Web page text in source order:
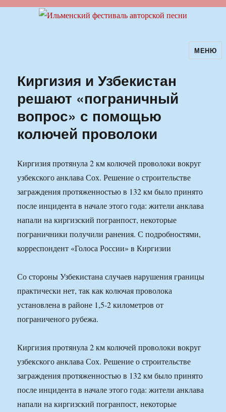
Ильменский фестиваль авторскойМЕНЮ
Киргизия и Узбекистан
решают «пограничный
вопрос» с помощью
колючей проволоки
Киргизия протянула 2 км колючей проволоки вокруг
узбекского анклава Сох. Решение о строительстве
заграждения протяженностью в 132 км было принято
после инцидента в начале этого года: жители анклава
напали на киргизский погранпост, некоторые
пограничники получили ранения. С подробностями,
корреспондент «Голоса России» в Киргизии
Со стороны Узбекистана случаев нарушения границы
практически нет, так как колючая проволока
установлена в районе 1,5-2 километров от
пограниченого рубежа.
Киргизия протянула 2 км колючей проволоки вокруг
узбекского анклава Сох. Решение о строительстве
заграждения протяженностью в 132 км было принято
после инцидента в начале этого года: жители анклава
напали на киргизский погранпост, некоторые